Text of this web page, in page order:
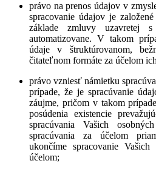
právo na prenos údajov v
spracovanie údajov je
základe zmluvy uzavretej
automatizovane. V takom
údaje v štruktúrovanom,
čitateľnom formáte za účelom
právo vzniesť námietku
prípade, že je spracúvanie
záujme, pričom v takom
posúdenia existencie
spracúvania Vašich
spracúvania za účelom
ukončíme spracovanie
účelom;